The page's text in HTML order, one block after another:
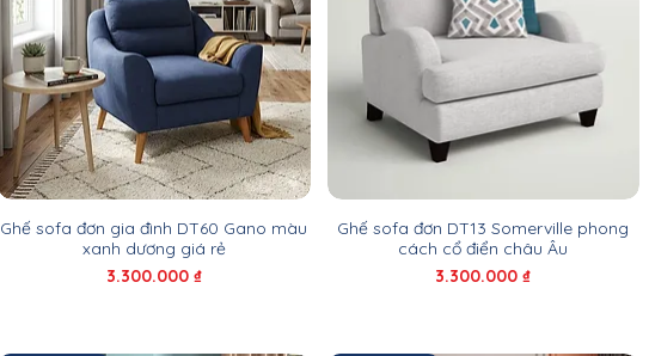
Ghế sofa đơn gia đình DT60 Gano màu
xanh dương giá rẻ
Giá
3.300.000 ₫
Ghế sofa đơn DT13 Somerville phong
cách cổ điển châu Âu
Giá
3.300.000 ₫